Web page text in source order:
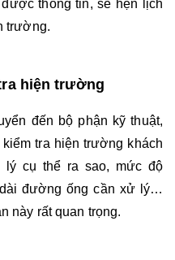
thông tin, sẽ hẹn lịch
trường.
hiện trường
đến bộ phận kỹ thuật,
tra hiện trường khách
lý cụ thể ra sao, mức độ
đường ống cần xử lý…
này rất quan trọng.